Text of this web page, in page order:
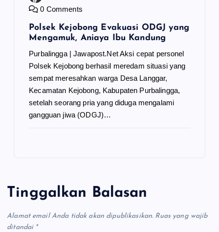
0 Comments
Polsek Kejobong Evakuasi ODGJ yang
Mengamuk, Aniaya Ibu Kandung
Purbalingga | Jawapost.Net Aksi cepat personel
Polsek Kejobong berhasil meredam situasi yang
sempat meresahkan warga Desa Langgar,
Kecamatan Kejobong, Kabupaten Purbalingga,
setelah seorang pria yang diduga mengalami
gangguan jiwa (ODGJ)…
Tinggalkan Balasan
Alamat email Anda tidak akan dipublikasikan. Ruas yang wajib
ditandai *